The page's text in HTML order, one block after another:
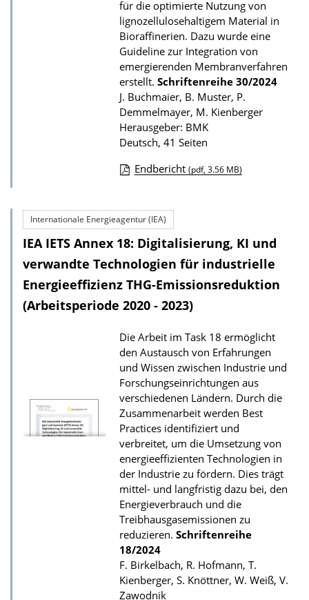
k
a
t
i
o
n
für die optimierte Nutzung von
lignozellulosehaltigem Material in
Bioraffinerien. Dazu wurde eine
Guideline zur Integration von
emergierenden Membranverfahren
erstellt. Schriftenreihe 30/2024
J. Buchmaier, B. Muster, P.
Demmelmayer, M. Kienberger
Herausgeber: BMK
Deutsch, 41 Seiten
w
n
l
o
a
s
z
u
r
P
u
b
l
i
k
a
t
i
o
Endbericht (pdf, 3.56 MB)
Internationale Energieagentur (IEA)
IEA IETS Annex 18: Digitalisierung, KI und
verwandte Technologien für industrielle
Energieeffizienz THG-Emissionsreduktion
(Arbeitsperiode 2020 - 2023)
Die Arbeit im Task 18 ermöglicht
den Austausch von Erfahrungen
und Wissen zwischen Industrie und
Forschungseinrichtungen aus
verschiedenen Ländern. Durch die
Zusammenarbeit werden Best
Practices identifiziert und
verbreitet, um die Umsetzung von
energieeffizienten Technologien in
der Industrie zu fördern. Dies trägt
mittel- und langfristig dazu bei, den
Energieverbrauch und die
Treibhausgasemissionen zu
reduzieren. Schriftenreihe
18/2024
F. Birkelbach, R. Hofmann, T.
Kienberger, S. Knöttner, W. Weiß, V.
Zawodnik